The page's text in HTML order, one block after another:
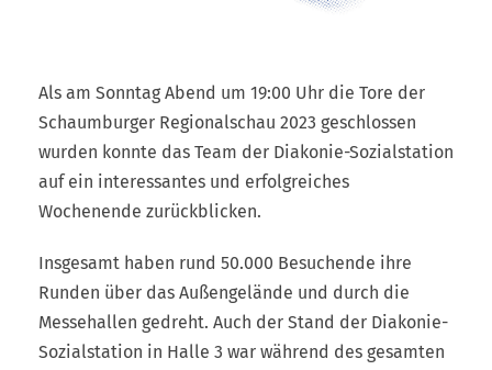
Als am Sonntag Abend um 19:00 Uhr die Tore der
Schaumburger Regionalschau 2023 geschlossen
wurden konnte das Team der Diakonie-Sozialstation
auf ein interessantes und erfolgreiches
Wochenende zurückblicken.
Insgesamt haben rund 50.000 Besuchende ihre
Runden über das Außengelände und durch die
Messehallen gedreht. Auch der Stand der Diakonie-
Sozialstation in Halle 3 war während des gesamten